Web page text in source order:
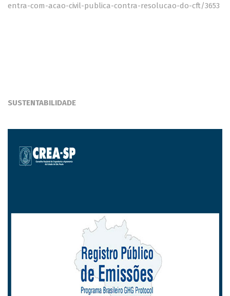
entra-com-acao-civil-publica-contra-resolucao-do-cft/3653
SUSTENTABILIDADE